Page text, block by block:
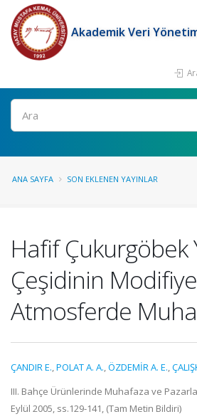
Akademik Veri
Ara
ANA SAYFA SON EKLENEN YAYINLAR
Hafif Çukurgöbek
Çeşidinin Modifiye
Atmosferde
ÇANDIR E.,POLAT A. A.,ÖZDEMİR A. E.,
III. Bahçe Ürünlerinde Muhafaza ve
Eylül 2005, ss.129-141, (Tam Metin Bildiri)